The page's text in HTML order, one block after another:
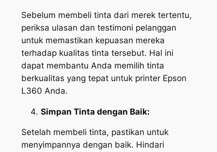
Sebelum membeli tinta dari merek tertentu,
periksa ulasan dan testimoni pelanggan
untuk memastikan kepuasan mereka
terhadap kualitas tinta tersebut. Hal ini
dapat membantu Anda memilih tinta
berkualitas yang tepat untuk printer Epson
L360 Anda.
Simpan Tinta dengan Baik:
Setelah membeli tinta, pastikan untuk
menyimpannya dengan baik. Hindari